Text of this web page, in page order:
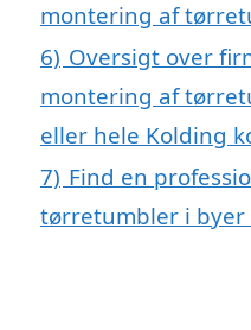
montering af
6) Oversigt over
montering af
eller hele Kolding
7) Find en
tørretumbler i